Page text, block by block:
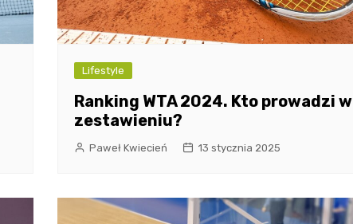
Lifestyle
Ranking WTA 2024. Kto prowadzi w
zestawieniu?
Paweł Kwiecień 13 stycznia 2025